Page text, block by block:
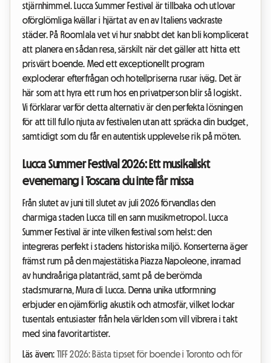
stjärnhimmel. Lucca Summer Festival är tillbaka och utlovar
oförglömliga kvällar i hjärtat av en av Italiens vackraste
städer. På Roomlala vet vi hur snabbt det kan bli komplicerat
att planera en sådan resa, särskilt när det gäller att hitta ett
prisvärt boende. Med ett exceptionellt program
exploderar efterfrågan och hotellpriserna rusar iväg. Det är
här som att hyra ett rum hos en privatperson blir så logiskt.
Vi förklarar varför detta alternativ är den perfekta lösningen
för att till fullo njuta av festivalen utan att spräcka din budget,
samtidigt som du får en autentisk upplevelse rik på möten.
Lucca Summer Festival 2026: Ett musikaliskt
evenemang i Toscana du inte får missa
Från slutet av juni till slutet av juli 2026 förvandlas den
charmiga staden Lucca till en sann musikmetropol. Lucca
Summer Festival är inte vilken festival som helst: den
integreras perfekt i stadens historiska miljö. Konserterna äger
främst rum på den majestätiska Piazza Napoleone, inramad
av hundraåriga platanträd, samt på de berömda
stadsmurarna, Mura di Lucca. Denna unika utformning
erbjuder en ojämförlig akustik och atmosfär, vilket lockar
tusentals entusiaster från hela världen som vill vibrera i takt
med sina favoritartister.
Läs även: TIFF 2026: Bästa tipset för boende i Toronto och för